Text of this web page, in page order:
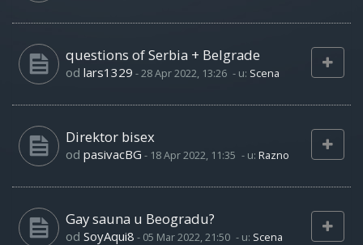
questions of Serbia + Belgrade
od lars1329 -28 Apr 2022, 13:26 - u: Scena
Direktor bisex
od pasivacBG - 18 Apr 2022, 11:35 - u: Razno
Gay sauna u Beogradu?
od SoyAqui8 - 05 Mar 2022, 21:50 - u: Scena